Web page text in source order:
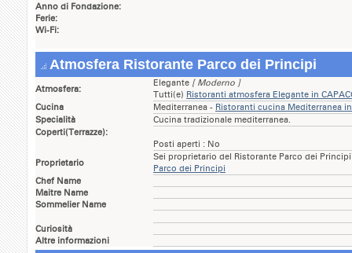
Anno di Fondazione:
Ferie:
Wi-Fi:
Atmosfera Ristorante Parco dei Principi
Atmosfera:
Elegante [ Moderno ]
Tutti(e) Ristoranti atmosfera Elegante in
Cucina
Mediterranea - Ristoranti cucina Mediterranea in
Specialità
Cucina tradizionale mediterranea.
Coperti(Terrazze):
Posti aperti : No
Proprietario
Sei proprietario del Ristorante Parco dei
Parco dei Principi
Chef Name
Maitre Name
Sommelier Name
Curiosità
Altre informazioni